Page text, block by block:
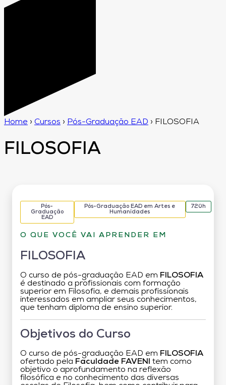
Home › Cursos › Pós-Graduação EAD › FILOSOFIA
FILOSOFIA
Pós-
Graduação
EAD
Pós-Graduação EAD em Artes e
Humanidades
720h
O QUE VOCÊ VAI APRENDER EM
FILOSOFIA
O curso de pós-graduação EAD em FILOSOFIA
é destinado a profissionais com formação
superior em Filosofia, e demais profissionais
interessados em ampliar seus conhecimentos,
que tenham diploma de ensino superior.
Objetivos do Curso
O curso de pós-graduação EAD em FILOSOFIA
ofertado pela Faculdade FAVENI
tem como
objetivo o aprofundamento na reflexão
filosófica e no conhecimento das diversas